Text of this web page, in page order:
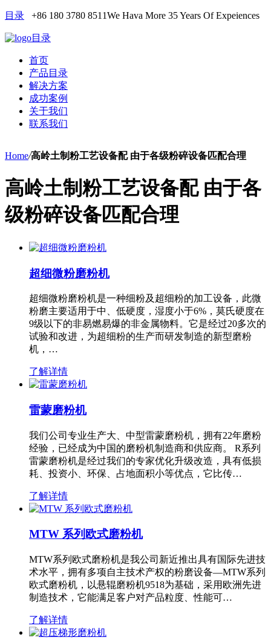
目录 +86 180 3780 8511We Hava More 35 Years Of Expeiences
目录
首页
产品目录
解决方案
成功案例
关于我们
联系我们
Home/高岭土制粉工艺设备配 由于各级粉碎设备匹配合理
高岭土制粉工艺设备配 由于各
级粉碎设备匹配合理
超细微粉磨粉机
超细微粉磨粉机是一种细粉及超细粉的加工设备，此微
粉磨主要适用于中、低硬度，湿度小于6%，莫氏硬度在
9级以下的非易燃易爆的非金属物料。它是经过20多次的
试验和改进，为超细粉的生产而研发制造的新型磨粉
机，…
了解详情
雷蒙磨粉机
我们公司专业生产大、中型雷蒙磨粉机，拥有22年磨粉
经验，已经成为中国的磨粉机制造商和供应商。 R系列
雷蒙磨粉机是经过我们的专家优化升级改造，具有低损
耗、投资小、环保、占地面积小等优点，它比传…
了解详情
MTW 系列欧式磨粉机
MTW系列欧式磨粉机是我公司新近推出具有国际先进技
术水平，拥有多项自主技术产权的粉磨设备—MTW系列
欧式磨粉机，以悬辊磨粉机9518为基础，采用欧洲先进
制造技术，它能满足客户对产品粒度、性能可…
了解详情